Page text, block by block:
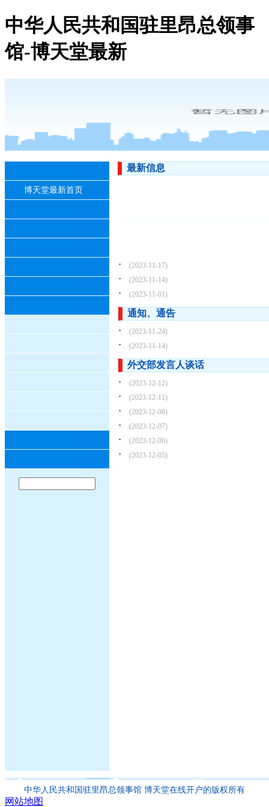
中华人民共和国驻里昂总领事
馆-博天堂最新
博天堂最新首页
最新信息
· (2023-11-17)
· (2023-11-14)
· (2023-11-01)
通知、通告
·
(2023-11-24)
· (2023-11-14)
外交部发言人谈话
·
(2023-12-12)
· (2023-12-11)
· (2023-12-08)
· (2023-12-07)
· (2023-12-06)
· (2023-12-05)
中华人民共和国驻里昂总领事馆 博天堂在线开户的版权所有
网站地图